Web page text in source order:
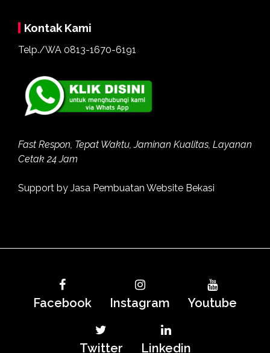
Kontak Kami
Telp./WA 0813-1670-6191
Fast Respon, Tepat Waktu, Jaminan Kualitas, Layanan
Cetak 24 Jam
Support by Jasa Pembuatan Website Bekasi
Facebook Instagram Youtube
Twitter Linkedin